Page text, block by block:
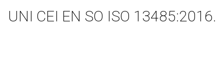
UNI CEI EN SO ISO 13485:2016.